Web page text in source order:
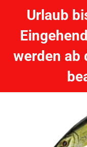
Urlaub
werden ab
GUNKI Mothra 90F